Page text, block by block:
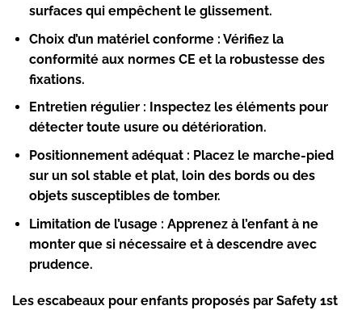
surfaces qui empêchent le glissement.
Choix d’un matériel conforme : Vérifiez la
conformité aux normes CE et la robustesse des
fixations.
Entretien régulier : Inspectez les éléments pour
détecter toute usure ou détérioration.
Positionnement adéquat : Placez le marche-pied
sur un sol stable et plat, loin des bords ou des
objets susceptibles de tomber.
Limitation de l’usage : Apprenez à l’enfant à ne
monter que si nécessaire et à descendre avec
prudence.
Les escabeaux pour enfants proposés par Safety 1st